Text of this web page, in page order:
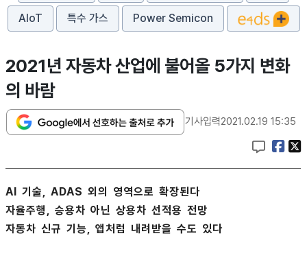
AIoT 특수 가스 Power Semicon
2021년 자동차 산업에 불어올 5가지 변화
의 바람
기사입력2021.02.19 15:35
AI 기술, ADAS 외의 영역으로 확장된다
자율주행, 승용차 아닌 상용차 선적용 전망
자동차 신규 기능, 앱처럼 내려받을 수도 있다